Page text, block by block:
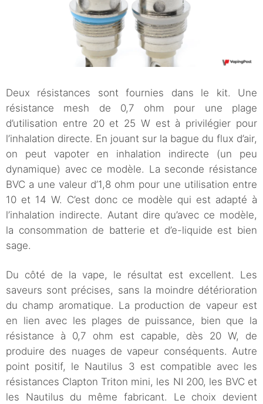
Deux résistances sont fournies dans le kit. Une
résistance mesh de 0,7 ohm pour une plage
d’utilisation entre 20 et 25 W est à privilégier pour
l’inhalation directe. En jouant sur la bague du flux d’air,
on peut vapoter en inhalation indirecte (un peu
dynamique) avec ce modèle. La seconde résistance
BVC a une valeur d’1,8 ohm pour une utilisation entre
10 et 14 W. C’est donc ce modèle qui est adapté à
l’inhalation indirecte. Autant dire qu’avec ce modèle,
la consommation de batterie et d’e-liquide est bien
sage.
Du côté de la vape, le résultat est excellent. Les
saveurs sont précises, sans la moindre détérioration
du champ aromatique. La production de vapeur est
en lien avec les plages de puissance, bien que la
résistance à 0,7 ohm est capable, dès 20 W, de
produire des nuages de vapeur conséquents. Autre
point positif, le Nautilus 3 est compatible avec les
résistances Clapton Triton mini, les NI 200, les BVC et
les Nautilus du même fabricant. Le choix devient